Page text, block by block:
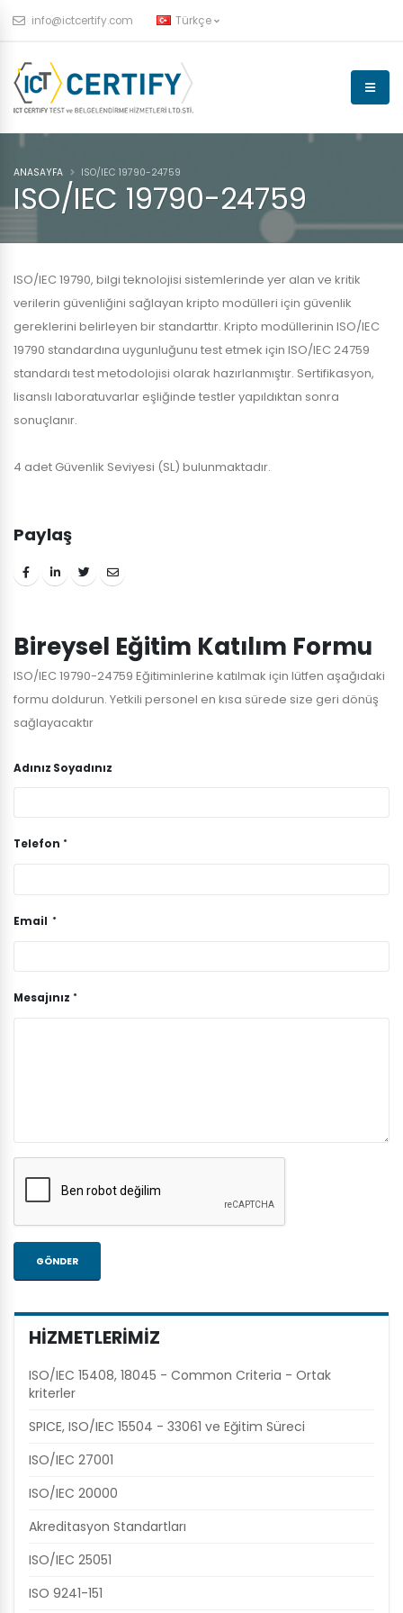
info@ictcertify.com Türkçe
ISO/IEC 19790-24759
ANASAYFA ISO/IEC 19790-24759
HİZMETLERİMİZ
ISO/IEC 15408, 18045 - Common Criteria - Ortak
kriterler
SPICE, ISO/IEC 15504 - 33061 ve Eğitim Süreci
ISO/IEC 27001
ISO/IEC 20000
Akreditasyon Standartları
ISO/IEC 25051
ISO 9241-151
ISO/IEC 19790, bilgi teknolojisi sistemlerinde yer alan ve kritik
verilerin güvenliğini sağlayan kripto modülleri için güvenlik
gereklerini belirleyen bir standarttır. Kripto modüllerinin ISO/IEC
19790 standardına uygunluğunu test etmek için ISO/IEC 24759
standardı test metodolojisi olarak hazırlanmıştır. Sertifikasyon,
lisanslı laboratuvarlar eşliğinde testler yapıldıktan sonra
sonuçlanır.
4 adet Güvenlik Seviyesi (SL) bulunmaktadır.
Paylaş
Bireysel Eğitim Katılım Formu
ISO/IEC 19790-24759 Eğitiminlerine katılmak için lütfen aşağıdaki
formu doldurun. Yetkili personel en kısa sürede size geri dönüş
sağlayacaktır
Adınız Soyadınız
Telefon
Email
Mesajınız